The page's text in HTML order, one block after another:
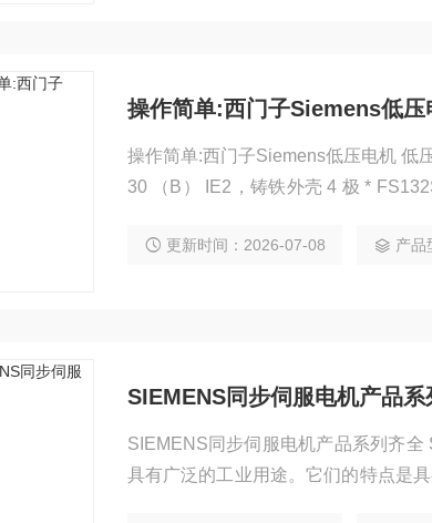
操作简单:西门子Siemens低压
操作简单:西门子Siemens低压电机 低
30 （B） IE2，铸铁外壳 4 极 *
更新时间：2026-07-08 产品
SIEMENS同步伺服电机产品系
SIEMENS同步伺服电机产品系列齐
具有广泛的工业用途。它们的特点是